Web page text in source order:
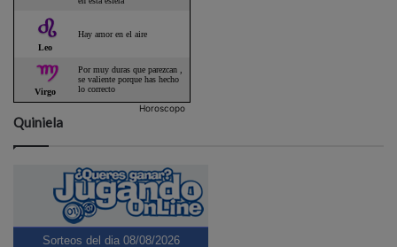
Horoscopo
Quiniela